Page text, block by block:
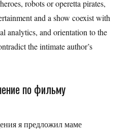
robots or operetta pirates,
and a show coexist with
analytics, and orientation to the
the intimate author’s
по фильму
я предложил маме